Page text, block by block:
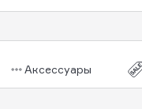
Аксессуары